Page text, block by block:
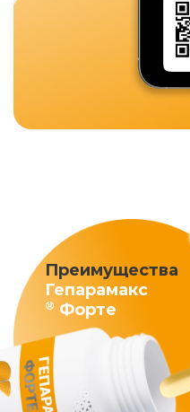
Преимущества
Гепарамакс
® Форте